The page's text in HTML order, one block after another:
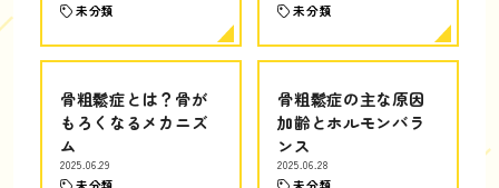
未分類 未分類
骨粗鬆症とは？骨が
もろくなるメカニズ
ム
2025.06.29
未分類
骨粗鬆症の主な原因
加齢とホルモンバラ
ンス
2025.06.28
未分類